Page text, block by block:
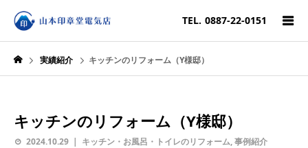
TEL. 0887-22-0151
実績紹介 キッチンのリフォーム（Y様邸）
キッチンのリフォーム（Y様邸）
2024.10.29 キッチン・お風呂・トイレのリフォーム,事例紹介